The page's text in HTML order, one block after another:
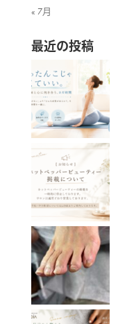
« 7月
最近の投稿